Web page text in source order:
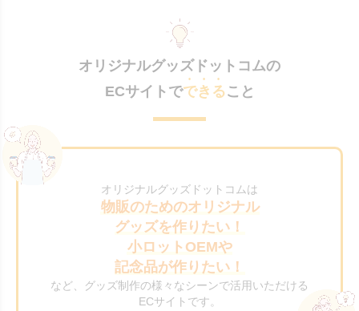
オリジナルグッズドットコムの
ECサイトでできること
オリジナルグッズドットコムは
物販のためのオリジナル
グッズを作りたい！
小ロットOEMや
記念品が作りたい！
など、グッズ制作の様々なシーンで活用いただける
ECサイトです。